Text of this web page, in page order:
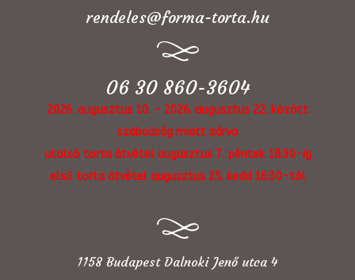
rendeles@forma-torta.hu
06 30 860-3604
2026. augusztus 10. - 2026. augusztus 22. között
szabadság miatt zárva
utolsó torta átvétel augusztus 7. péntek 18:30-ig
első torta átvétel augusztus 25. kedd 16:30-tól
1158 Budapest Dalnoki Jenő utca 4